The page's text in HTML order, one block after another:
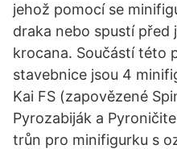
jehož pomocí se
draka nebo spustí před
krocana. Součástí této
stavebnice jsou 4
Kai FS (zapovězené
Pyrozabiják a
trůn pro minifigurku s